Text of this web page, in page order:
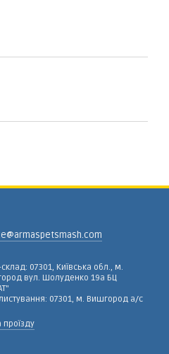
07301, Київська обл., м.
вул. Шолуденко 19а БЦ
07301, м. Вишгород а/с